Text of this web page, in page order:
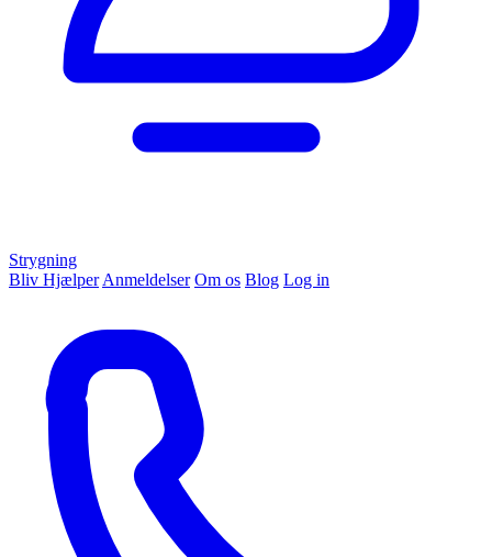
Strygning
Bliv Hjælper Anmeldelser Om os Blog Log in